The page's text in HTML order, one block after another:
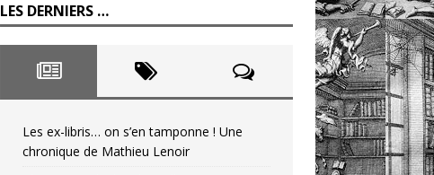
LES DERNIERS …
Les ex-libris… on s’en tamponne ! Une
chronique de Mathieu Lenoir